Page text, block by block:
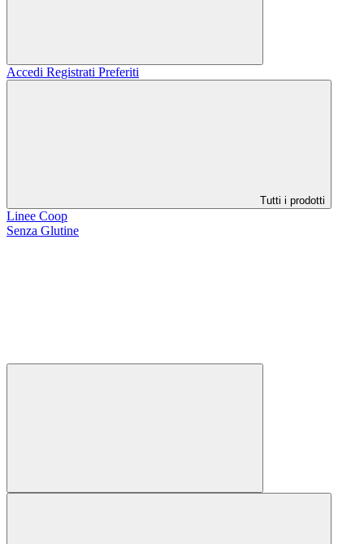
Accedi Registrati Preferiti
Tutti i prodotti
Linee Coop
Senza Glutine